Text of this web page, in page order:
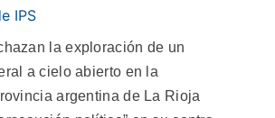
IPS
la exploración de un
a cielo abierto en la
argentina de La Rioja